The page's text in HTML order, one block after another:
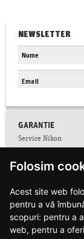
Folosim
Acest site web
pentru a vă
scopuri: pentru a
web, pentru a
NEWSLETTER
GARANTIE
Service Nikon
Conditii service
Facebook
Conditii de garantie
Contact
Informatii
Modalitati de plata